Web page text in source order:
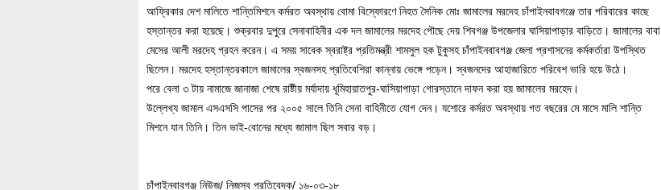
আফ্রিকার দেশ মালিতে শান্তিমিশনে কর্মরত অবস্থায় বোমা বিস্ফোরণে নিহত সৈনিক মোঃ জামালের মরদেহ চাঁপাইনবাবগঞ্জে তার পরিবারের কাছে
হস্তান্তর করা হয়েছে। শুক্রবার দুপুরে সেনাবাহিনীর এক দল জামালের মরদেহ পৌছে দেয় শিবগঞ্জ উপজেলার ঘাসিয়াপাড়ার বাড়িতে। জামালের বাবা
মেসের আলী মরদেহ গ্রহন করেন। এ সময় সাবেক স্বরাষ্ট্র প্রতিমন্ত্রী শামসুল হক টুকুসহ চাঁপাইনবাবগঞ্জ জেলা প্রশাসনের কর্মকর্তারা উপস্থিত
ছিলেন। মরদেহ হস্তান্তরকালে জামালের স্বজনসহ প্রতিবেশিরা কান্নায় ভেঙ্গে পড়েন। স্বজনদের আহাজারিতে পরিবেশ ভারি হয়ে উঠে।
পরে বেলা ৩ টায় নামাজে জানাজা শেষে রাষ্টীয় মর্যাদায় ধূমিহায়াতপুর-ঘাসিয়াপাড়া গোরস্তানে দাফন করা হয় জামালের মরহেদ।
উল্লেখ্য জামাল এসএসসি পাসের পর ২০০৫ সালে তিনি সেনা বাহিনীতে যোগ দেন। যশোরে কর্মরত অবস্থায় গত বছরের মে মাসে মালি শান্তি
মিশনে যান তিনি। তিন ভাই-বোনের মধ্যে জামাল ছিল সবার বড়।
চাঁপাইনবাবগঞ্জ নিউজ/ নিজস্ব প্রতিবেদক/ ১৬-০৩-১৮